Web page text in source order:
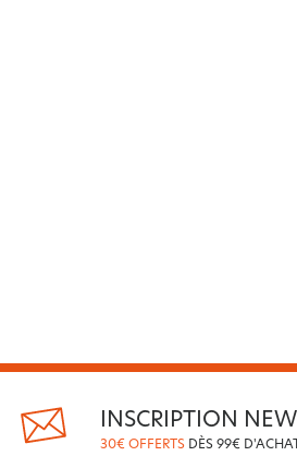
INSCRIPTION
30€ OFFERTS DÈS 99€ D'ACHAT